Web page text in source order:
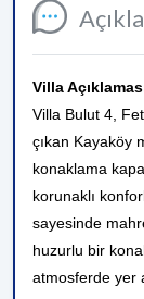
Villa
Villa Bulut 4,
çıkan Kayaköy
konaklama
korunaklı
sayesinde
huzurlu bir
atmosferde yer